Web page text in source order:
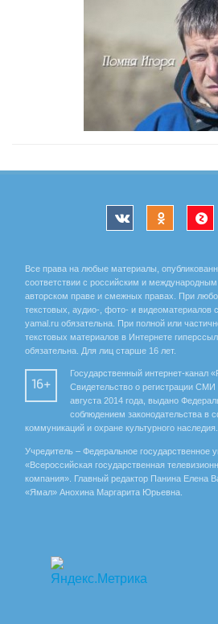
Все права на любые материалы,
соответствии с российским и
авторском праве и смежных правах. При
текстовых, аудио-, фото- и видеоматериалов
yamal.ru обязательна. При полной или
текстовых материалов в Интернете
обязательна. Для лиц старше 16 лет.
16+
Государственный интернет-канал
Свидетельство о регистрации
августа 2014 года, выдано
соблюдением законодательства в
коммуникаций и охране культурного наследия.
Учредитель – Федеральное государственное
«Всероссийская государственная
компания». Главный редактор Панина Елена
«Ямал» Анохина Маргарита Юрьевна.